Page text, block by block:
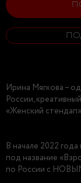
Ирина Мягкова –
России,
«Женский
В начале 2022
под название
по России с